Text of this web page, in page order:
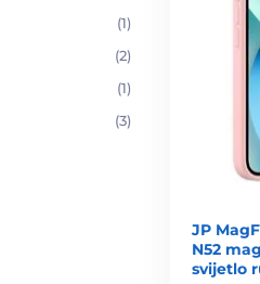
(1)
(2)
(1)
(3)
JP
N52
svijetlo